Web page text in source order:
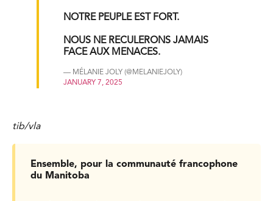
NOTRE PEUPLE EST FORT.
NOUS NE RECULERONS JAMAIS
FACE AUX MENACES.
— MÉLANIE JOLY (@MELANIEJOLY)
JANUARY 7, 2025
tib/vla
Ensemble, pour la communauté francophone
du Manitoba